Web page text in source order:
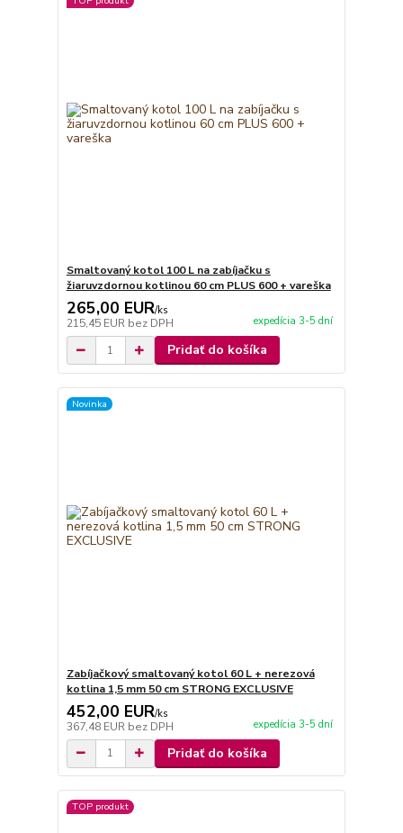
Smaltovaný kotol 100 L na zabíjačku s
žiaruvzdornou kotlinou 60 cm PLUS 600 + vareška
265,00 EUR/ks
215,45 EUR bez DPH expedícia 3-5 dní
Pridať do košíka
Novinka
Zabíjačkový smaltovaný kotol 60 L + nerezová
kotlina 1,5 mm 50 cm STRONG EXCLUSIVE
452,00 EUR/ks
367,48 EUR bez DPH expedícia 3-5 dní
Pridať do košíka
TOP produkt